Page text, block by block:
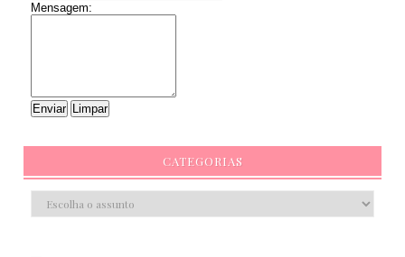
Mensagem:
CATEGORIAS